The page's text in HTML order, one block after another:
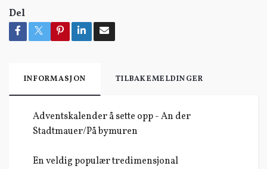
Del
INFORMASJON TILBAKEMELDINGER
Adventskalender å sette opp - An der
Stadtmauer/På bymuren
En veldig populær tredimensjonal